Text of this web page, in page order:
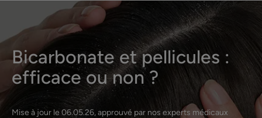
Bicarbonate et pellicules :
efficace ou non ?
Mise à jour le 06.05.26, approuvé par nos experts médicaux